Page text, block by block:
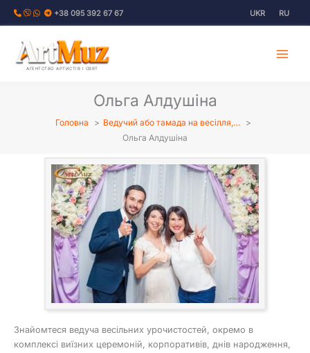
Перейти
+38 095 392 67 67 UKR RU
АГЕНТСТВО АРТИСТІВ І СВЯТ
Ольга Алдушіна
Головна
Ведучий або тамада на весілля,…
Ольга Алдушіна
Знайомтеся ведуча весільних урочистостей, окремо в
комплексі виїзних церемоній, корпоративів, днів народження,